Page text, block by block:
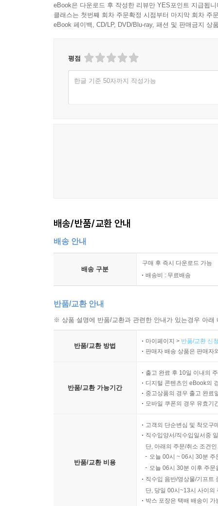
eBook은 다운로드 후 작성한 리뷰만 YES포인트 지급됩니
클래스는 첫번째 회차 주문확정 시점부터 마지막 회차 주
eBook 페이백, CD/LP, DVD/Blu-ray, 패션 및 판매금지 상
평점
한글 기준 50자까지 작성가능
배송/반품/교환 안내
배송 안내
배송 구분
구매 후 즉시 다운로드 가능
배송비 : 무료배송
반품/교환 안내
※ 상품 설명에 반품/교환과 관련한 안내가 있는경우 아
반품/교환 방법
마이페이지 > 반품/교환 신
판매자 배송 상품은 판매자
반품/교환 가능기간
출고 완료 후 10일 이내의
디지털 콘텐츠인 eBook의
중고상품의 경우 출고 완료
모바일 쿠폰의 경우 유효기
반품/교환 비용
고객의 단순변심 및 착오구
직수입양서/직수입일서중
단, 아래의 주문/취소 조건
오늘 00시 ~ 06시 30분
오늘 06시 30분 이후 주
직수입 음반/영상물/기프트
단, 당일 00시~13시 사이의
박스 포장은 택배 배송이